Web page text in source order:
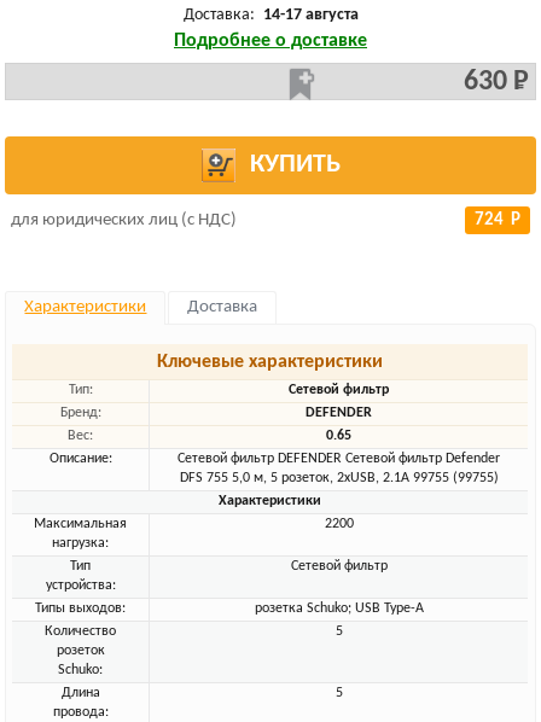
Доставка: 14-17 августа
Подробнее о доставке
630 Р
КУПИТЬ
для юридических лиц (с НДС) 724 Р
Характеристики Доставка
Ключевые характеристики
Тип:
Сетевой фильтр
Бренд:
DEFENDER
Вес:
0.65
Описание:
Сетевой фильтр DEFENDER Сетевой фильтр Defender
DFS 755 5,0 м, 5 розеток, 2xUSB, 2.1A 99755 (99755)
Характеристики
Максимальная
нагрузка:
2200
Тип
устройства:
Сетевой фильтр
Типы выходов:
розетка Schuko; USB Type-A
Количество
розеток
Schuko:
5
Длина
провода:
5